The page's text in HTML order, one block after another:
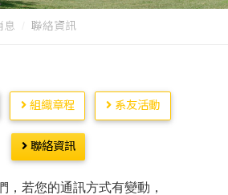
息 聯絡資訊
組織章程 系友活動
聯絡資訊
，若您的通訊方式有變動，